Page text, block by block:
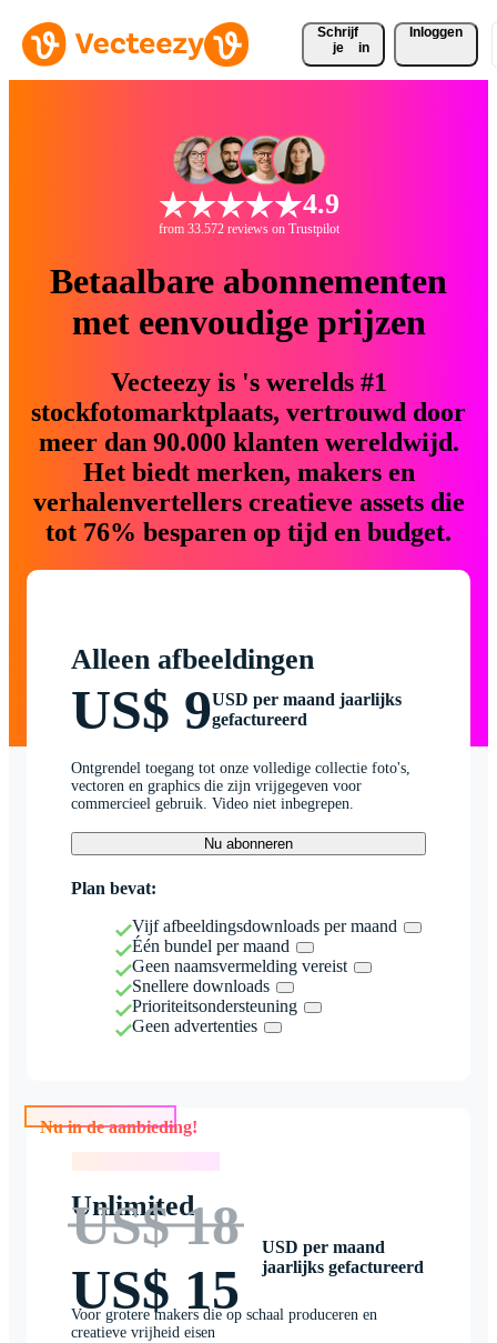
Schrijf
je
in
Inloggen
4.9
from 33.572 reviews on Trustpilot
Betaalbare abonnementen
met eenvoudige prijzen
Vecteezy is 's werelds #1
stockfotomarktplaats, vertrouwd door
meer dan 90.000 klanten wereldwijd.
Het biedt merken, makers en
verhalenvertellers creatieve assets die
tot 76% besparen op tijd en budget.
Alleen afbeeldingen
US$ 9USD per maand jaarlijks
gefactureerd
Ontgrendel toegang tot onze volledige collectie foto's,
vectoren en graphics die zijn vrijgegeven voor
commercieel gebruik. Video niet inbegrepen.
Nu abonneren
Plan bevat:
Vijf afbeeldingsdownloads per maand
Één bundel per maand
Geen naamsvermelding vereist
Snellere downloads
Prioriteitsondersteuning
Geen advertenties
Nu in de aanbieding!
Unlimited
US$ 18
US$ 15
USD per maand
jaarlijks gefactureerd
Voor grotere makers die op schaal produceren en
creatieve vrijheid eisen